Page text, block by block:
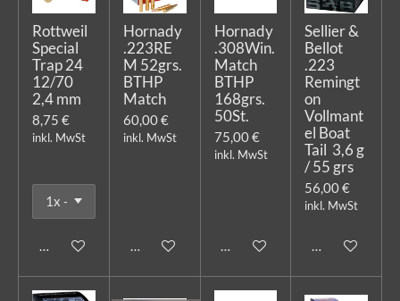
Rottweil
Special
Trap 24
12/70
2,4 mm
8,75 €
inkl. MwSt
In den Warenkorb
Hornady
.223RE
M 52grs.
BTHP
Match
60,00 €
inkl. MwSt
In den Warenkorb
Hornady
.308Win.
Match
BTHP
168grs.
50St.
75,00 €
inkl. MwSt
In den Warenkorb
Sellier &
Bellot
.223
Remingt
on
Vollmant
el Boat
Tail 3,6 g
/ 55 grs
56,00 €
inkl. MwSt
In den